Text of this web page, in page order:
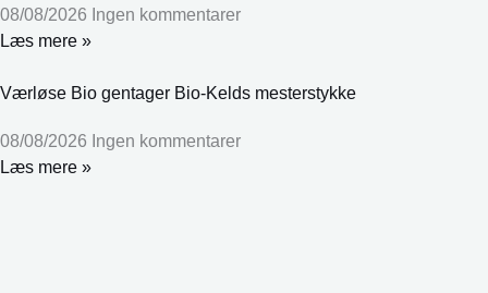
08/08/2026 Ingen kommentarer
Læs mere »
Værløse Bio gentager Bio-Kelds mesterstykke
08/08/2026 Ingen kommentarer
Læs mere »